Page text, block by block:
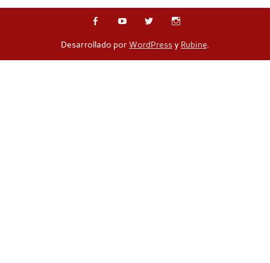
Desarrollado por WordPressy Rubine